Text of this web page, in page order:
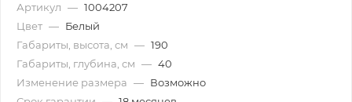
Артикул — 1004207
Цвет — Белый
Габариты, высота, см — 190
Габариты, глубина, см — 40
Изменение размера — Возможно